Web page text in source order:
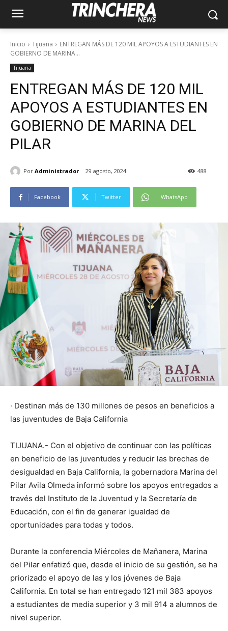
Inicio Tijuana
ENTREGAN MÁS DE 120 MIL APOYOS A ESTUDIANTES EN
GOBIERNO DE MARINA...
Tijuana
ENTREGAN MÁS DE 120 MIL
APOYOS A ESTUDIANTES EN
GOBIERNO DE MARINA DEL
PILAR
Por Administrador 29 agosto, 2024 488
Facebook Twitter WhatsApp
· Destinan más de 130 millones de pesos en beneficios a
las juventudes de Baja California
TIJUANA.- Con el objetivo de continuar con las políticas
en beneficio de las juventudes y reducir las brechas de
desigualdad en Baja California, la gobernadora Marina del
Pilar Avila Olmeda informó sobre los apoyos entregados a
través del Instituto de la Juventud y la Secretaría de
Educación, con el fin de generar igualdad de
oportunidades para todas y todos.
Durante la conferencia Miércoles de Mañanera, Marina
del Pilar enfatizó que, desde el inicio de su gestión, se ha
priorizado el apoyo de las y los jóvenes de Baja
California. En total se han entregado 121 mil 383 apoyos
a estudiantes de media superior y 3 mil 914 a alumnos de
nivel superior.